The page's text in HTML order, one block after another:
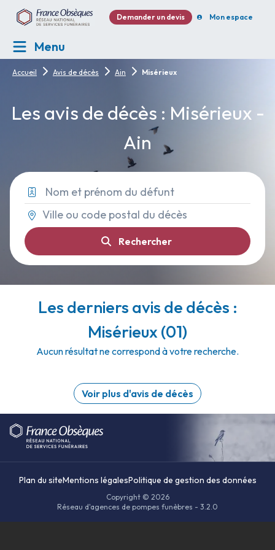
Demander un devis Mon espace
Menu
Accueil Avis de décès Ain Misérieux
Les avis de décès : Misérieux -
Ain
Rechercher
Les derniers avis de décès :
Misérieux (01)
Aucun résultat ne correspond à votre recherche.
Voir plus d'avis de décès
Plan du siteMentions légalesPolitique de gestion des données
Copyright © 2026
Réseau d'agences de pompes funèbres - 3.2.0